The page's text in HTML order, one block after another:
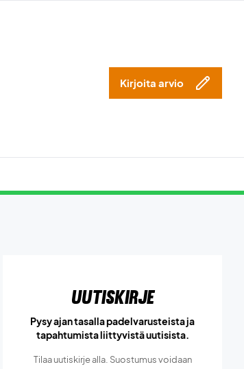
Kirjoita arvio
Uutiskirje
Pysy ajan tasalla padelvarusteista ja
tapahtumista liittyvistä uutisista.
Tilaa uutiskirje alla. Suostumus voidaan